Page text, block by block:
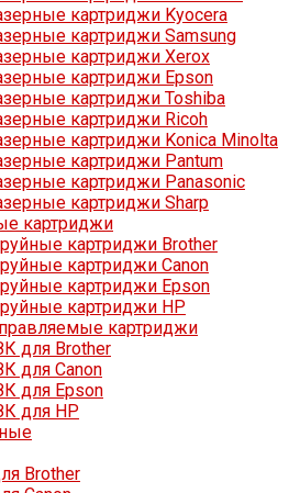
картриджи Kyocera
картриджи Samsung
картриджи Xerox
картриджи Epson
картриджи Toshiba
картриджи Ricoh
картриджи Konica Minolta
картриджи Pantum
картриджи Panasonic
картриджи Sharp
картриджи
картриджи Brother
картриджи Canon
картриджи Epson
картриджи HP
картриджи
для Brother
для Canon
для Epson
для HP
Brother